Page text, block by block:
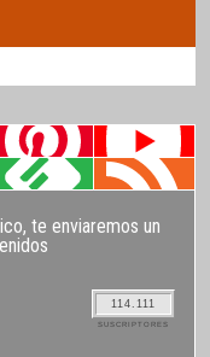
te enviaremos un
114.111
SUSCRIPTORES